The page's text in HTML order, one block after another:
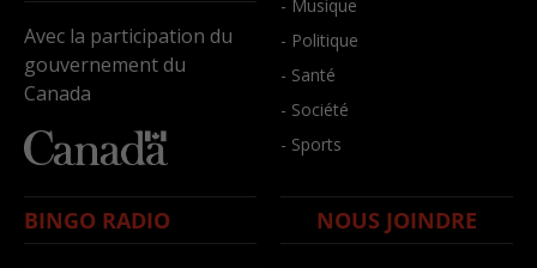
Avec la participation du
gouvernement du
Canada
- Musique
- Politique
- Santé
- Société
- Sports
BINGO RADIO NOUS JOINDRE